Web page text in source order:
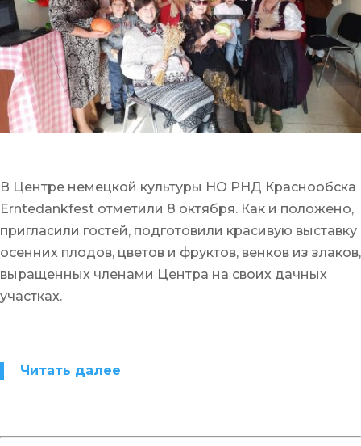
В Центре немецкой культуры НО РНД Краснообска
Erntedankfest отметили 8 октября. Как и положено,
пригласили гостей, подготовили красивую выставку
осенних плодов, цветов и фруктов, венков из злаков,
выращенных членами Центра на своих дачных
участках.
Читать далее